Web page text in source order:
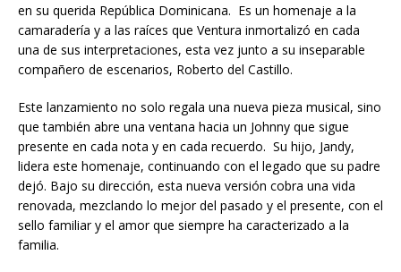
en su querida República Dominicana. Es un homenaje a la
camaradería y a las raíces que Ventura inmortalizó en cada
una de sus interpretaciones, esta vez junto a su inseparable
compañero de escenarios, Roberto del Castillo.
Este lanzamiento no solo regala una nueva pieza musical, sino
que también abre una ventana hacia un Johnny que sigue
presente en cada nota y en cada recuerdo. Su hijo, Jandy,
lidera este homenaje, continuando con el legado que su padre
dejó. Bajo su dirección, esta nueva versión cobra una vida
renovada, mezclando lo mejor del pasado y el presente, con el
sello familiar y el amor que siempre ha caracterizado a la
familia.